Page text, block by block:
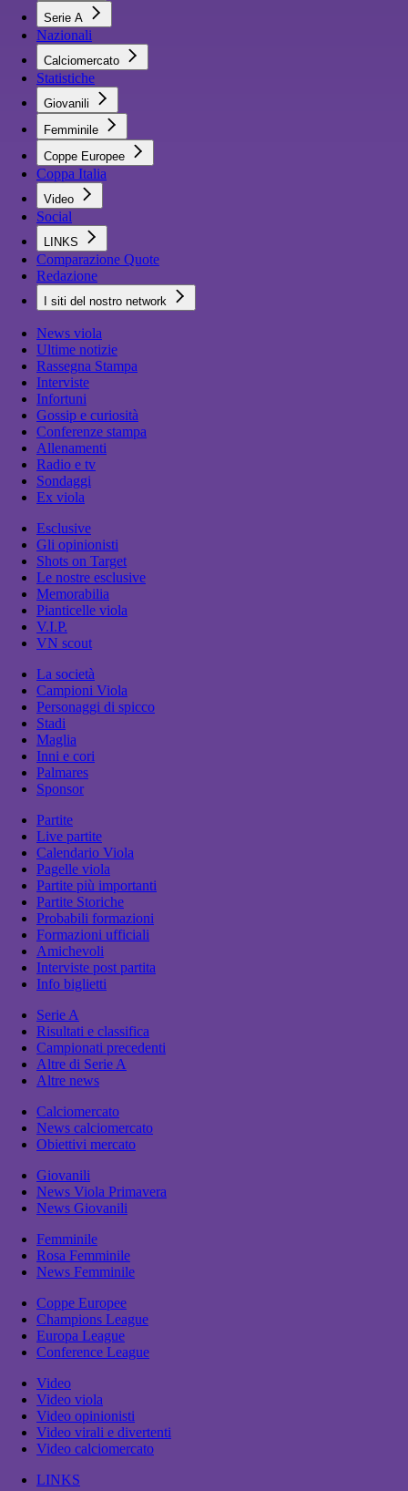
Serie A
Nazionali
Calciomercato
Statistiche
Giovanili
Femminile
Coppe Europee
Coppa Italia
Video
Social
LINKS
Comparazione Quote
Redazione
I siti del nostro network
News viola
Ultime notizie
Rassegna Stampa
Interviste
Infortuni
Gossip e curiosità
Conferenze stampa
Allenamenti
Radio e tv
Sondaggi
Ex viola
Esclusive
Gli opinionisti
Shots on Target
Le nostre esclusive
Memorabilia
Pianticelle viola
V.I.P.
VN scout
La società
Campioni Viola
Personaggi di spicco
Stadi
Maglia
Inni e cori
Palmares
Sponsor
Partite
Live partite
Calendario Viola
Pagelle viola
Partite più importanti
Partite Storiche
Probabili formazioni
Formazioni ufficiali
Amichevoli
Interviste post partita
Info biglietti
Serie A
Risultati e classifica
Campionati precedenti
Altre di Serie A
Altre news
Calciomercato
News calciomercato
Obiettivi mercato
Giovanili
News Viola Primavera
News Giovanili
Femminile
Rosa Femminile
News Femminile
Coppe Europee
Champions League
Europa League
Conference League
Video
Video viola
Video opinionisti
Video virali e divertenti
Video calciomercato
LINKS